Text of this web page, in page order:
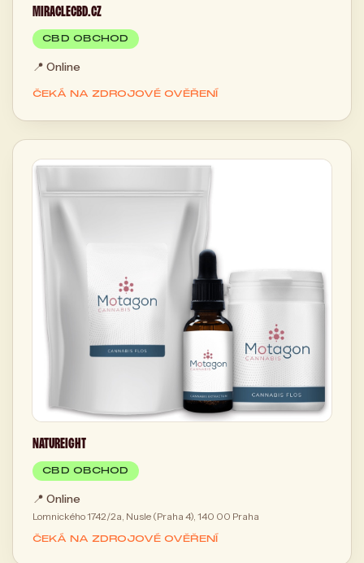
MIRACLECBD.CZ
CBD OBCHOD
📍 Online
ČEKÁ NA ZDROJOVÉ OVĚŘENÍ
NATUREIGHT
CBD OBCHOD
📍 Online
Lomnického 1742/2a, Nusle (Praha 4), 140 00 Praha
ČEKÁ NA ZDROJOVÉ OVĚŘENÍ